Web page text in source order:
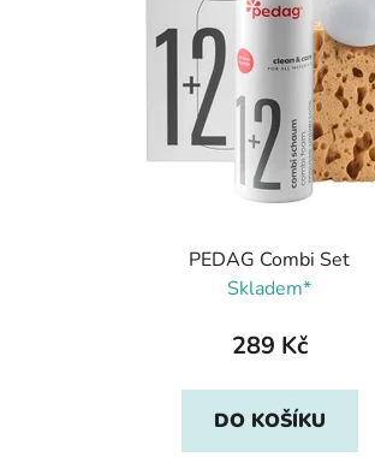
PEDAG Combi Set
Skladem*
289 Kč
DO KOŠÍKU